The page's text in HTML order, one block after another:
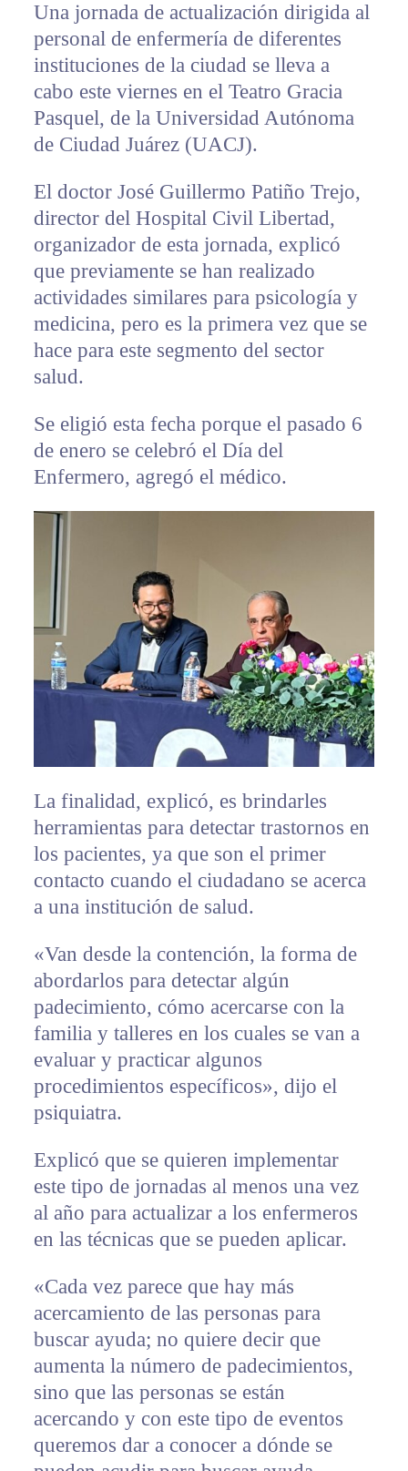
Una jornada de actualización dirigida al
personal de enfermería de diferentes
instituciones de la ciudad se lleva a
cabo este viernes en el Teatro Gracia
Pasquel, de la Universidad Autónoma
de Ciudad Juárez (UACJ).
El doctor José Guillermo Patiño Trejo,
director del Hospital Civil Libertad,
organizador de esta jornada, explicó
que previamente se han realizado
actividades similares para psicología y
medicina, pero es la primera vez que se
hace para este segmento del sector
salud.
Se eligió esta fecha porque el pasado 6
de enero se celebró el Día del
Enfermero, agregó el médico.
La finalidad, explicó, es brindarles
herramientas para detectar trastornos en
los pacientes, ya que son el primer
contacto cuando el ciudadano se acerca
a una institución de salud.
«Van desde la contención, la forma de
abordarlos para detectar algún
padecimiento, cómo acercarse con la
familia y talleres en los cuales se van a
evaluar y practicar algunos
procedimientos específicos», dijo el
psiquiatra.
Explicó que se quieren implementar
este tipo de jornadas al menos una vez
al año para actualizar a los enfermeros
en las técnicas que se pueden aplicar.
«Cada vez parece que hay más
acercamiento de las personas para
buscar ayuda; no quiere decir que
aumenta la número de padecimientos,
sino que las personas se están
acercando y con este tipo de eventos
queremos dar a conocer a dónde se